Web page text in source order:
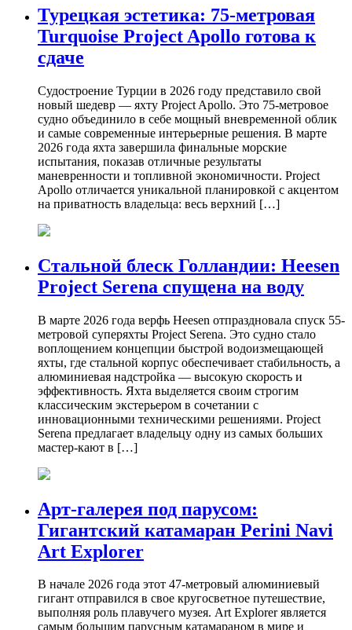
Турецкая эстетика: 75-метровая
Turquoise Project Apollo готова к
сдаче
Судостроение Турции в 2026 году представило свой
новый шедевр — яхту Project Apollo. Это 75-метровое
судно объединило в себе мощный вневременной облик
и самые современные интерьерные решения. В марте
2026 года яхта завершила финальные морские
испытания, показав отличные результаты
маневренности и топливной экономичности. Project
Apollo отличается уникальной планировкой с акцентом
на приватность владельца: весь верхний […]
Стальной блеск Голландии: Heesen
Project Serena спущена на воду
В марте 2026 года верфь Heesen отпраздновала спуск 55-
метровой суперяхты Project Serena. Это судно стало
воплощением концепции быстрой водоизмещающей
яхты, где стальной корпус обеспечивает стабильность, а
алюминиевая надстройка — высокую скорость и
эффективность. Яхта выделяется своим строгим
классическим экстерьером в сочетании с
инновационными техническими решениями. Project
Serena предлагает владельцу одну из самых больших
мастер-кают в […]
Арт-галерея под парусом:
Гигантский катамаран Perini Navi
Art Explorer
В начале 2026 года этот 47-метровый алюминиевый
гигант отправился в свое кругосветное путешествие,
выполняя роль плавучего музея. Art Explorer является
самым большим парусным катамараном в мире и